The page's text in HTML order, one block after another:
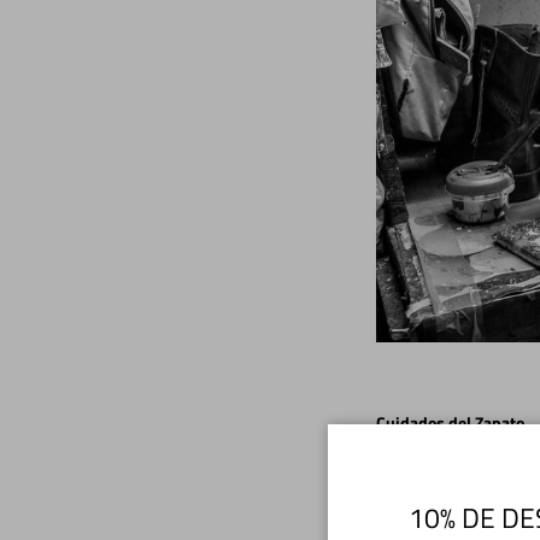
Cuidados del Zapato
Limpie sus zapatos
defecto puede utilizar
10% DE